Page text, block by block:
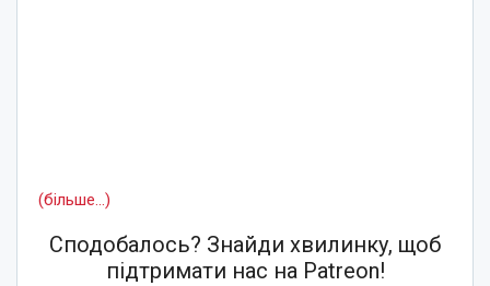
(більше…)
Сподобалось? Знайди хвилинку, щоб
підтримати нас на Patreon!